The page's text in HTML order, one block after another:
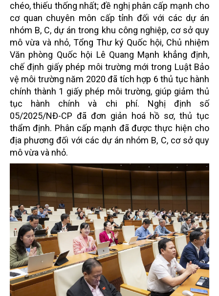
chéo, thiếu thống nhất; đề nghị phân cấp mạnh cho
cơ quan chuyên môn cấp tỉnh đối với các dự án
nhóm B, C, dự án trong khu công nghiệp, cơ sở quy
mô vừa và nhỏ, Tổng Thư ký Quốc hội, Chủ nhiệm
Văn phòng Quốc hội Lê Quang Mạnh khẳng định,
chế định giấy phép môi trường mới trong Luật Bảo
vệ môi trường năm 2020 đã tích hợp 6 thủ tục hành
chính thành 1 giấy phép môi trường, giúp giảm thủ
tục hành chính và chi phí. Nghị định số
05/2025/NĐ-CP đã đơn giản hoá hồ sơ, thủ tục
thẩm định. Phân cấp mạnh đã được thực hiện cho
địa phương đối với các dự án nhóm B, C, cơ sở quy
mô vừa và nhỏ.